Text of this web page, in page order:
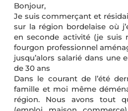
Bonjour,
Je suis commerçant et
sur la région bordelaise où
en seconde activité (je suis
fourgon professionnel
jusqu’alors salarié dans une
de 30 ans
Dans le courant de l’été
famille et moi même
région. Nous avons tout